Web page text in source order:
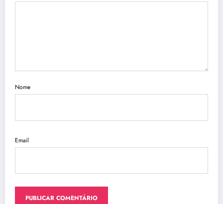
Nome
Email